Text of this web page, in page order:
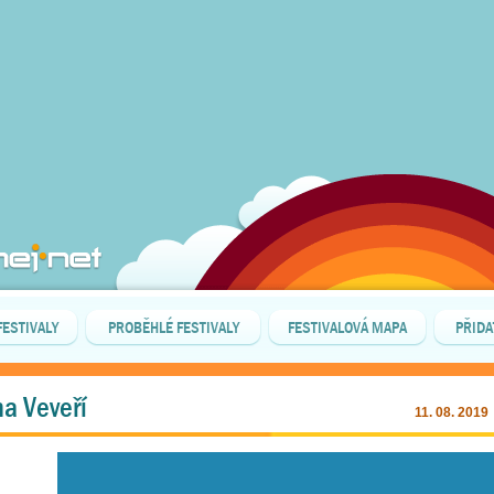
PROBĚHLÉ FESTIVALY FESTIVALOVÁ MAPA
Veveří 11. 08. 2019